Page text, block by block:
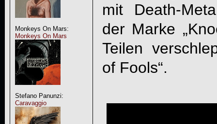
Monkeys On Mars:
Monkeys On Mars
Stefano Panunzi:
Caravaggio
mit Death-
der Marke
Teilen
of Fools“.